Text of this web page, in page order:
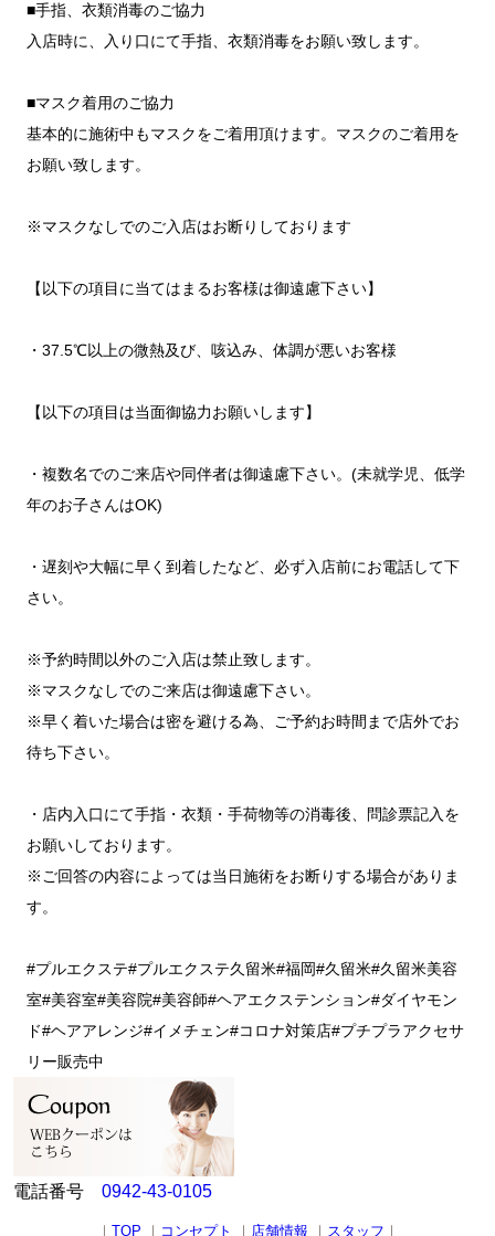
■手指、衣類消毒のご協力
入店時に、入り口にて手指、衣類消毒をお願い致します。
■マスク着用のご協力
基本的に施術中もマスクをご着用頂けます。マスクのご着用を
お願い致します。
※マスクなしでのご入店はお断りしております
【以下の項目に当てはまるお客様は御遠慮下さい】
・37.5℃以上の微熱及び、咳込み、体調が悪いお客様
【以下の項目は当面御協力お願いします】
・複数名でのご来店や同伴者は御遠慮下さい。(未就学児、低学
年のお子さんはOK)
・遅刻や大幅に早く到着したなど、必ず入店前にお電話して下
さい。
※予約時間以外のご入店は禁止致します。
※マスクなしでのご来店は御遠慮下さい。
※早く着いた場合は密を避ける為、ご予約お時間まで店外でお
待ち下さい。
・店内入口にて手指・衣類・手荷物等の消毒後、問診票記入を
お願いしております。
※ご回答の内容によっては当日施術をお断りする場合がありま
す。
#プルエクステ#プルエクステ久留米#福岡#久留米#久留米美容
室#美容室#美容院#美容師#ヘアエクステンション#ダイヤモン
ド#ヘアアレンジ#イメチェン#コロナ対策店#プチプラアクセサ
リー販売中
電話番号 0942-43-0105
｜ TOP ｜ コンセプト ｜ 店舗情報 ｜ スタッフ ｜